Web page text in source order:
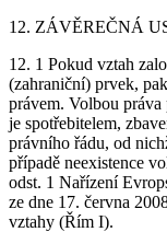
12. ZÁVĚREČNÁ
12. 1 Pokud vztah
(zahraniční) prvek,
právem. Volbou
je spotřebitelem,
právního řádu, od
případě neexistence
odst. 1 Nařízení
ze dne 17. června
vztahy (Řím I).